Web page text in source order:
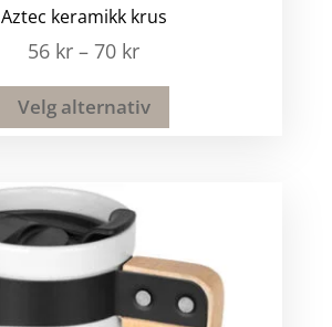
Aztec keramikk krus
56 kr –70 kr
Velg alternativ